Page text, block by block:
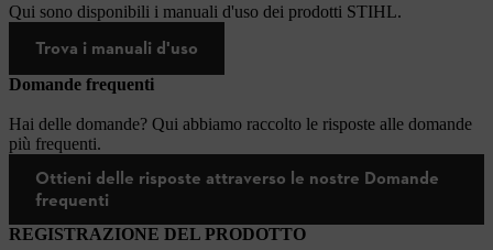
Qui sono disponibili i manuali d'uso dei prodotti STIHL.
Trova i manuali d'uso
Domande frequenti
Hai delle domande? Qui abbiamo raccolto le risposte alle domande
più frequenti.
Ottieni delle risposte attraverso le nostre Domande
frequenti
REGISTRAZIONE DEL PRODOTTO